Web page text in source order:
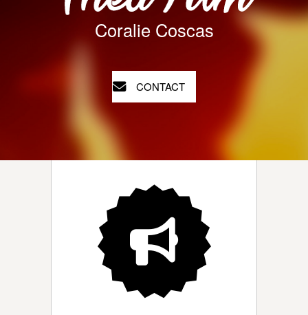
Coralie Coscas
CONTACT